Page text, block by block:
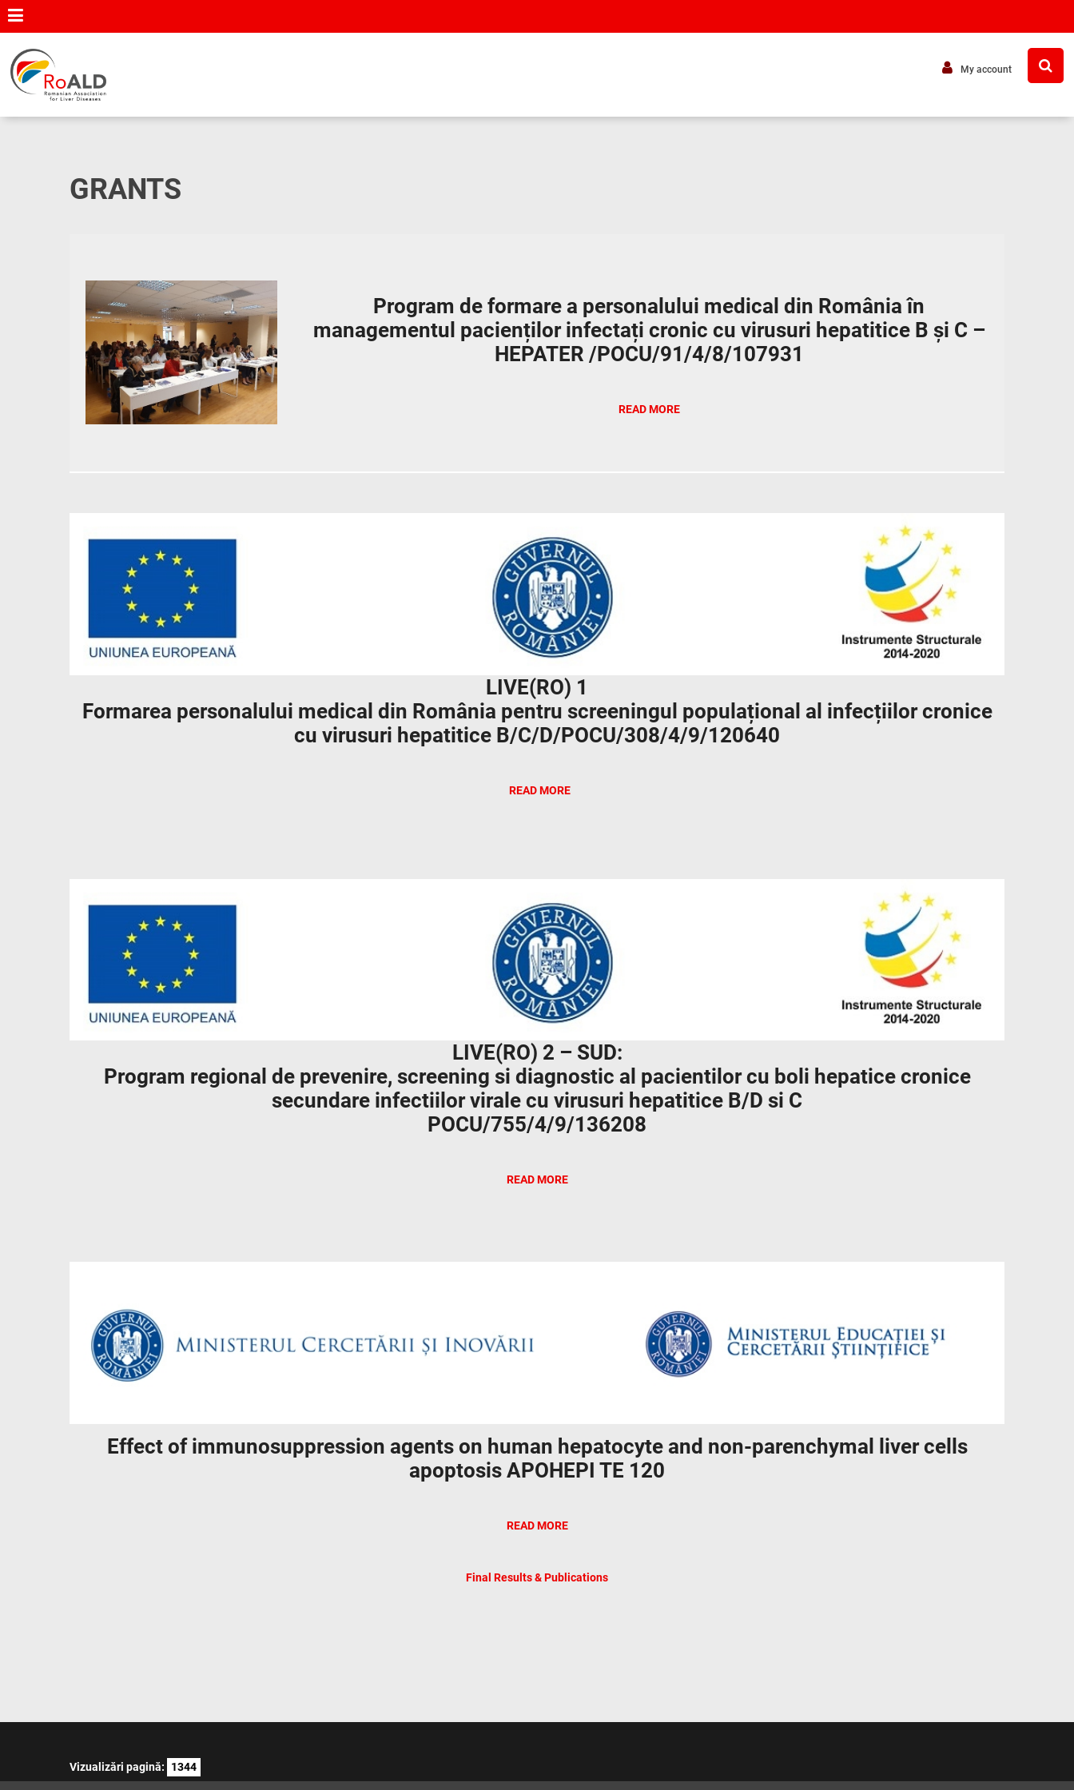
My account
GRANTS
Program de formare a personalului medical din România în
managementul pacienților infectați cronic cu virusuri hepatitice B și C –
HEPATER /POCU/91/4/8/107931
READ MORE
LIVE(RO) 1
Formarea personalului medical din România pentru screeningul populațional al infecțiilor cronice
cu virusuri hepatitice B/C/D/POCU/308/4/9/120640
READ MORE
LIVE(RO) 2 – SUD:
Program regional de prevenire, screening si diagnostic al pacientilor cu boli hepatice cronice
secundare infectiilor virale cu virusuri hepatitice B/D si C
POCU/755/4/9/136208
READ MORE
Effect of immunosuppression agents on human hepatocyte and non-parenchymal liver cells
apoptosis APOHEPI TE 120
READ MORE
Final Results & Publications
Vizualizări pagină: 1344